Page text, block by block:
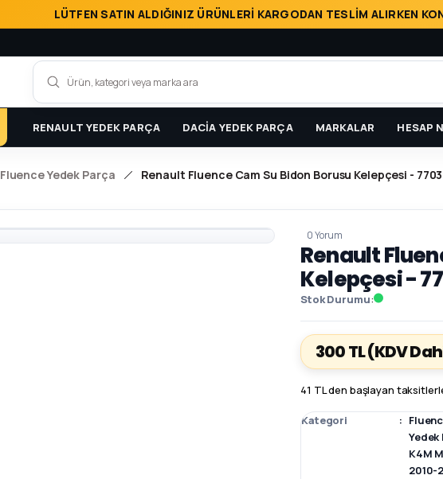
LÜTFEN SATIN ALDIĞINIZ ÜRÜNLERİ KARGODAN TESLİM ALIRKEN
RENAULT YEDEK PARÇA DACİA YEDEK PARÇA MARKALAR HESAP
Fluence Yedek Parça Renault Fluence Cam Su Bidon Borusu Kelepçesi -
0 Yorum
Renault
Kelepçesi -
Stok Durumu
300 TL(KDV
41 TL den başlayan
Kategori
Yedek
K4M
2010-